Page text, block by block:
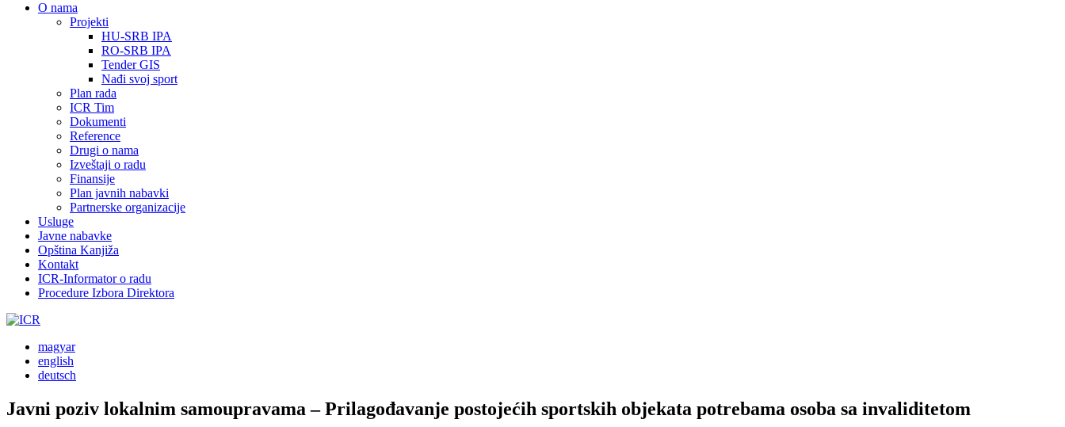
О nama
Projekti
HU-SRB IPA
RO-SRB IPA
Tender GIS
Nađi svoj sport
Plan rada
ICR Tim
Dokumenti
Reference
Drugi o nama
Izveštaji o radu
Finansije
Plan javnih nabavki
Partnerske organizacije
Usluge
Javne nabavke
Opština Kanjiža
Kontakt
ICR-Informator o radu
Procedure Izbora Direktora
magyar
english
deutsch
Javni poziv lokalnim samoupravama – Prilagođavanje postojećih sportskih objekata potrebama osoba sa invaliditetom